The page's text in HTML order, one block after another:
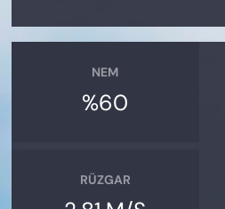
NEM
%60
RÜZGAR